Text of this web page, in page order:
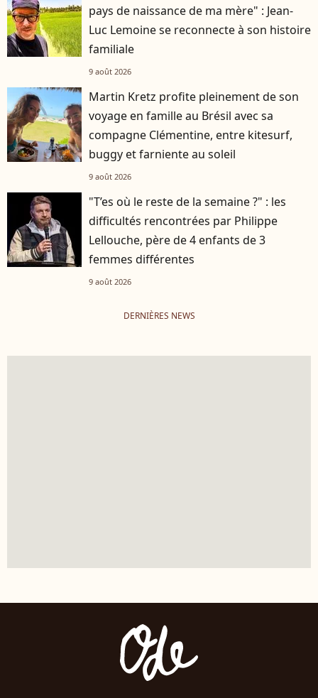
pays de naissance de ma mère" : Jean-
Luc Lemoine se reconnecte à son histoire
familiale
9 août 2026
Martin Kretz profite pleinement de son
voyage en famille au Brésil avec sa
compagne Clémentine, entre kitesurf,
buggy et farniente au soleil
9 août 2026
"T’es où le reste de la semaine ?" : les
difficultés rencontrées par Philippe
Lellouche, père de 4 enfants de 3
femmes différentes
9 août 2026
DERNIÈRES NEWS